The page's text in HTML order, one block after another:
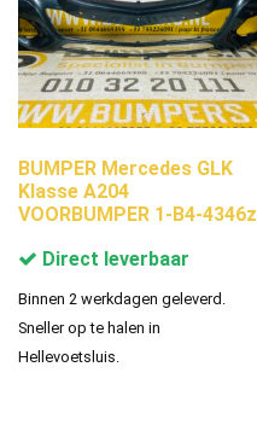
BUMPER Mercedes GLK
Klasse A204
VOORBUMPER 1-B4-4346z
Direct leverbaar
Binnen 2 werkdagen geleverd.
Sneller op te halen in
Hellevoetsluis.